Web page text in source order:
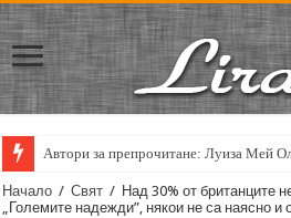
Автори за препрочитане: Луиза Мей
Кирил Кадийски: „Плачът на големия
Начало / Свят / Над 30% от британците
„Големите надежди”, някои не са наясно и